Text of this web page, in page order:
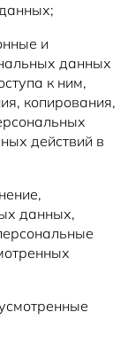
и
данных
к ним,
копирования,
действий в
данных,